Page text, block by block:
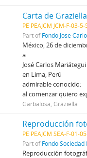
Carta de
PE PEAJCM JCM-F-03-
Part ofFondo José
México, 26 de
a
José Carlos Mariátegui
en Lima, Perú
admirable conocido:
al comenzar quiero
Garbalosa, Graziella
Reproducción
PE PEAJCM SEA-F-01-
Part ofFondo
Reproducción